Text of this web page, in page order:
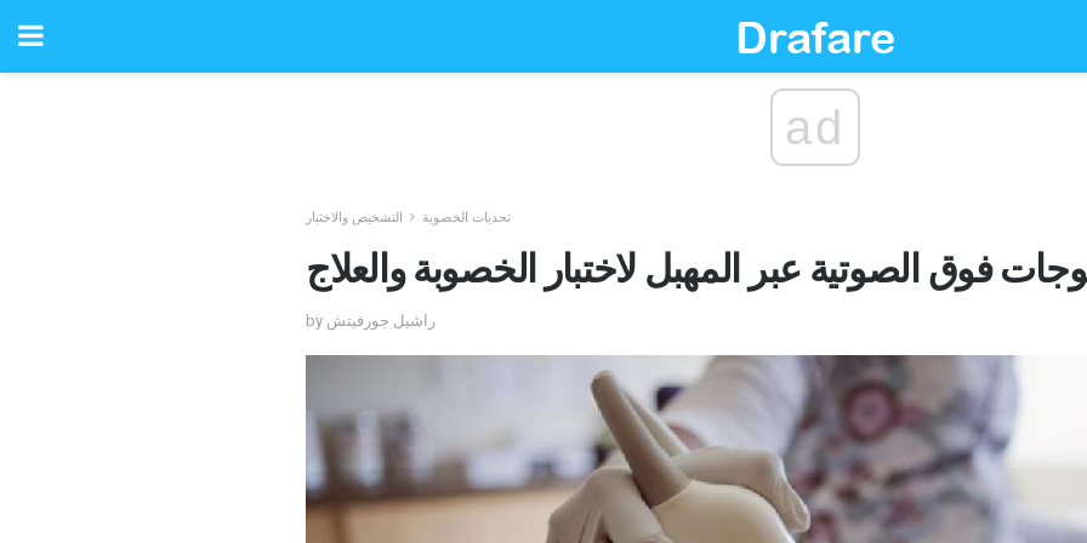
ad
تحديات الخصوبة التشخيص والاختبار
فوق الصوتية عبر المهبل لاختبار الخصوبة والعلاج
by راشيل جورفيتش